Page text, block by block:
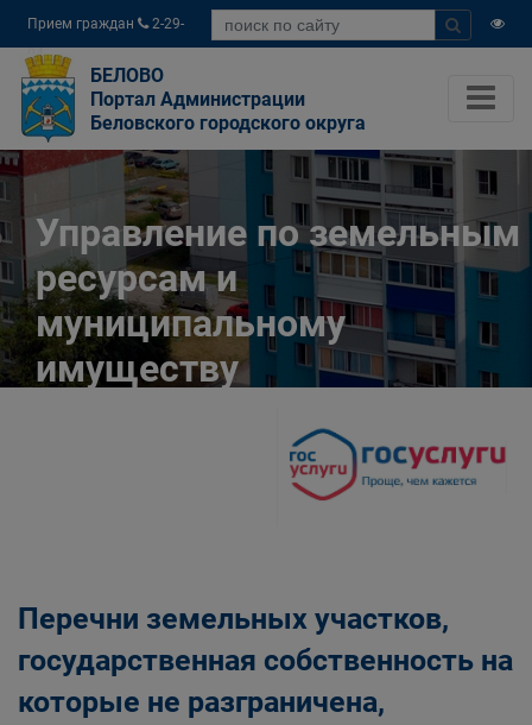
Прием граждан
2-29-
04
БЕЛОВО
Портал Администрации
Беловского городского округа
Управление по земельным
ресурсам и
муниципальному
имуществу
Беловского городского
Беловского городского округа
Управление по земельным ресурсам и
муниципальному имуществу Администрации
Беловского городского округа
Перечни земельных участков,
государственная собственность на
которые не разграничена,